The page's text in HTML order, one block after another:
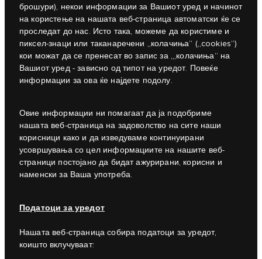
брошури), некои информации за Вашиот уред и начинот
на користење на нашата веб-страница автоматски ќе се
проследат до нас. Исто така, можеме да користиме и
пиксел-знаци или таканаречени „колачиња“ („cookies“)
кои можат да се пренесат во запис за „,колачиња“ на
Вашиот уред - зависно од типот на уредот. Повеќе
информации за ова ќе најдете подолу.
Овие информации ни помагаат да ја подобриме
нашата веб-страница на задоволство на сите наши
корисници како и да изведуваме континуирани
усовршувања со цел информациите на нашите веб-
страници постојано да бидат ажурирани, корисни и
наменски за Ваша употреба.
Податоци за уредот
Нашата веб-страница собира податоци за уредот,
коишто вклучуваат: